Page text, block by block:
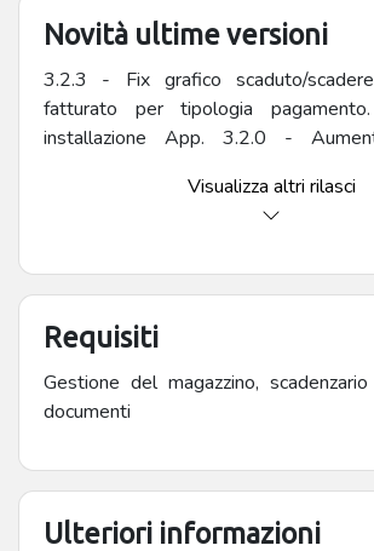
Novità ultime versioni
3.2.3 - Fix grafico scaduto/
fatturato per tipologia
installazione App. 3.2.0 -
analisi sul fatturato, scaduto a scadere.
Visualizza altri rilasci
Requisiti
Gestione del magazzino,
documenti
Ulteriori informazioni